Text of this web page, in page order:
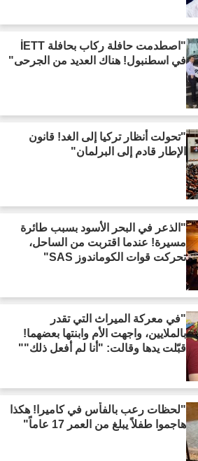
"اصطدمت حافلة ركاب بحافلة İETT
في اسطنبول! هناك العديد من الجرحى"
"تحولت أنظار تركيا إلى الغد! قانون
الإطار قادم إلى البرلمان"
"الذعر في البحر الأسود بسبب طائرة
مسيرة! عندما اقتربت من الساحل،
تحركت قوات الكوماندوز SAS"
"في معركة الميراث التي تقدر
بالملايين، واجهت الأم وابنتها بعضهما!
قبّلت يدها وقالت: "أنا لم أفعل ذلك""
"لحظات رعب بالفأس في كاميرا! هكذا
هاجموا طفلاً يبلغ من العمر 17 عاماً"